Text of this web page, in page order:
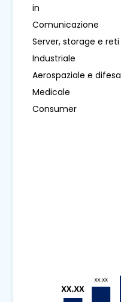
in
Comunicazione
Server, storage e reti
Industriale
Aerospaziale e difesa
Medicale
Consumer